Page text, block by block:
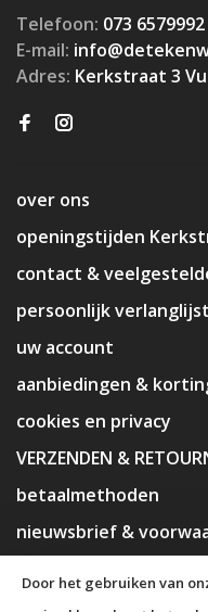
Telefoon: 073 6579992
E-mail:
Adres: Kerkstraat 3
over ons
openingstijden
contact &
persoonlijk
uw account
aanbiedingen &
cookies en privacy
VERZENDEN &
betaalmethoden
nieuwsbrief &
Door het gebruiken van